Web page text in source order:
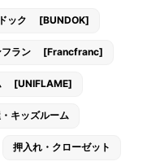
ック [BUNDOK]
フラン [Francfranc]
[UNIFLAME]
キッズルーム
押入れ・クローゼット